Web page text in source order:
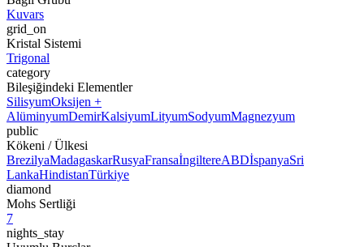
Kuvars
grid_on
Kristal Sistemi
Trigonal
category
Bileşiğindeki Elementler
SilisyumOksijen +
AlüminyumDemirKalsiyumLityumSodyumMagnezyum
public
Kökeni / Ülkesi
BrezilyaMadagaskarRusyaFransaİngiltereABDİspanyaSri
LankaHindistanTürkiye
diamond
Mohs Sertliği
7
nights_stay